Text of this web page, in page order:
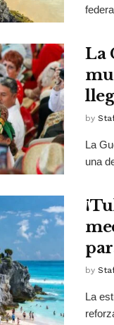
La
by
La
una
by
La